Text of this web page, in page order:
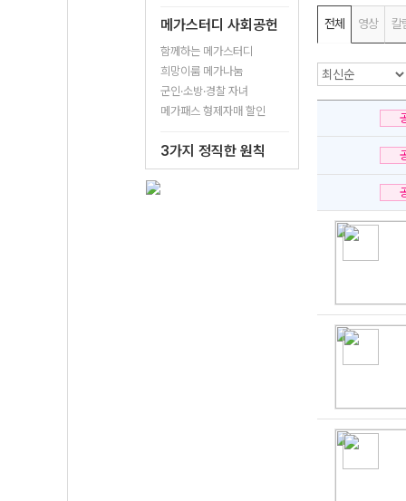
메가스터디 사회공헌
함께하는 메가스터디
희망이룸 메가나눔
군인·소방·경찰 자녀
메가패스 형제자매 할인
3가지 정직한 원칙
전체 영상 칼